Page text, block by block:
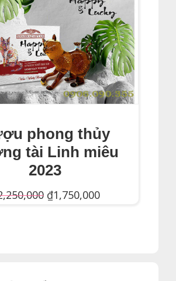
phong thủy
tài Linh miêu
2023
Giá
₫1,750,000Giá